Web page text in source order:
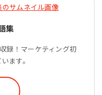
集
録！マーケティング初
ます。